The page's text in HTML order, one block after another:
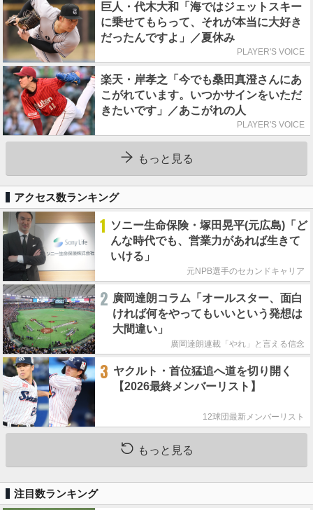
巨人・代木大和「海ではジェットスキー
に乗せてもらって、それが本当に大好き
だったんですよ」／夏休み
PLAYER'S VOICE
楽天・岸孝之「今でも桑田真澄さんにあ
こがれています。いつかサインをいただ
きたいです」／あこがれの人
PLAYER'S VOICE
もっと見る
アクセス数ランキング
1 ソニー生命保険・塚田晃平(元広島)「ど
んな時代でも、営業力があれば生きて
いける」
元NPB選手のセカンドキャリア
2 廣岡達朗コラム「オールスター、面白
ければ何をやってもいいという発想は
大間違い」
廣岡達朗連載「やれ」と言える信念
3 ヤクルト・首位猛追へ道を切り開く
【2026最終メンバーリスト】
12球団最新メンバーリスト
もっと見る
注目数ランキング